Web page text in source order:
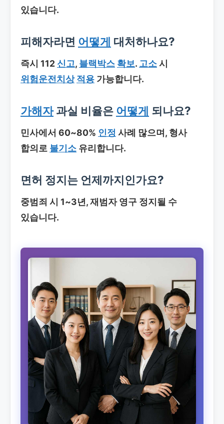
있습니다.
피해자라면 어떻게 대처하나요?
즉시 112 신고, 블랙박스 확보. 고소시
위험운전치상 적용 가능합니다.
가해자과실 비율은 어떻게 되나요?
민사에서 60~80% 인정 사례 많으며, 형사
합의로 불기소 유리합니다.
면허 정지는 언제까지인가요?
중범죄 시 1~3년, 재범자 영구 정지될 수
있습니다.